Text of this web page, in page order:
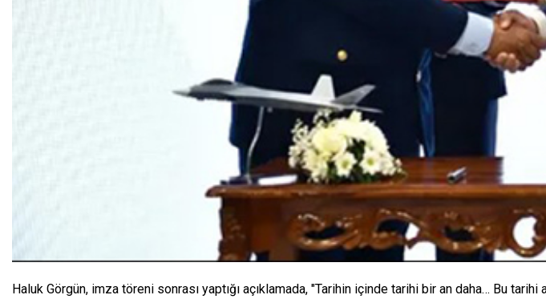
Haluk Görgün, imza töreni sonrası yaptığı açıklamada, "Tarihin içinde tarihi bir an daha… Bu